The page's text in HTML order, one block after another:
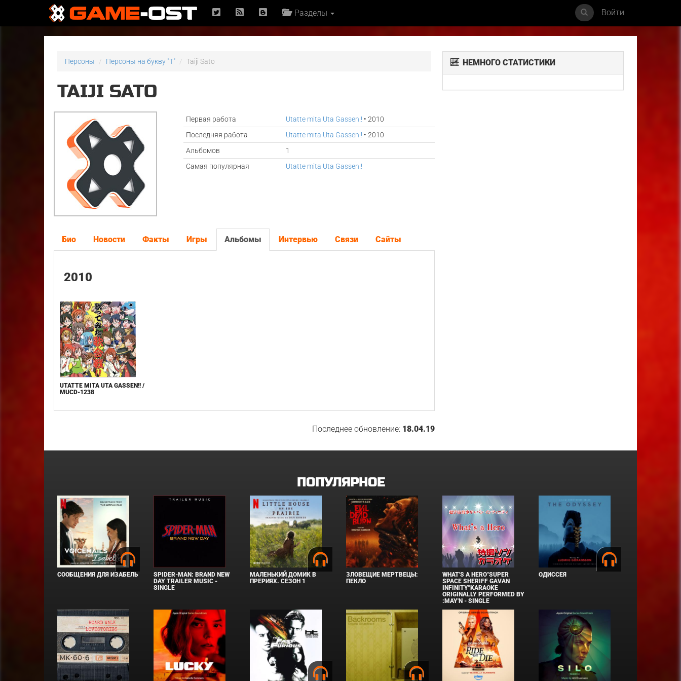
Разделы Войти
Персоны Персоны на букву "T" Taiji Sato
TAIJI SATO
Первая работа Utatte mita Uta Gassen!! • 2010
Последняя работа
Utatte mita Uta Gassen!! • 2010
Альбомов
1
Самая популярная
Utatte mita Uta Gassen!!
Био Новости Факты Игры Альбомы Интервью Связи Сайты
2010
UTATTE MITA UTA GASSEN!! /
MUCD-1238
Последнее обновление: 18.04.19
НЕМНОГО СТАТИСТИКИ
ПОПУЛЯРНОЕ
СООБЩЕНИЯ ДЛЯ ИЗАБЕЛЬ
SPIDER-MAN: BRAND NEW
DAY TRAILER MUSIC -
SINGLE
МАЛЕНЬКИЙ ДОМИК В
ПРЕРИЯХ. СЕЗОН 1
ЗЛОВЕЩИЕ МЕРТВЕЦЫ:
ПЕКЛО
WHAT'S A HERO"SUPER
SPACE SHERIFF GAVAN
INFINITY"KARAOKE
ORIGINALLY PERFORMED BY
:MAY'N - SINGLE
ОДИССЕЯ